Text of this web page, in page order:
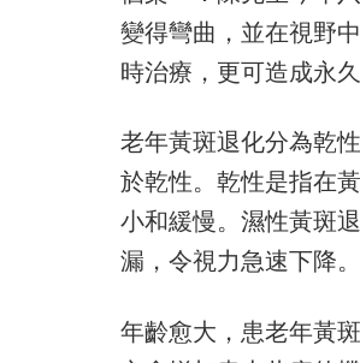
變得彎曲，並在視野
時治療，更可造成永久
老年黃斑退化分為乾
於乾性。乾性是指在
小和緩慢。濕性黃斑
漏，令視力急速下降。
年齡愈大，患老年黃